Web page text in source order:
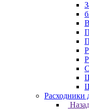
Расходники